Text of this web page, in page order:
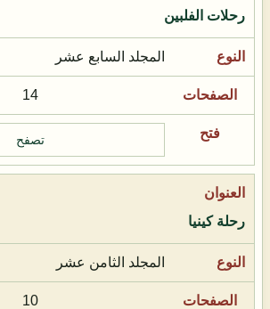
رحلات الفلبين
المجلد السابع عشر
14
تصفح
رحلة كينيا
المجلد الثامن عشر
10